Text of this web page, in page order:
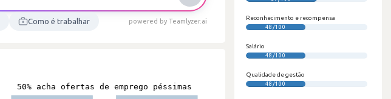
Como é trabalhar powered by Teamlyzer.ai Reconhecimento e recompensa
48/100
Salário
48/100
Qualidade de gestão
48/100